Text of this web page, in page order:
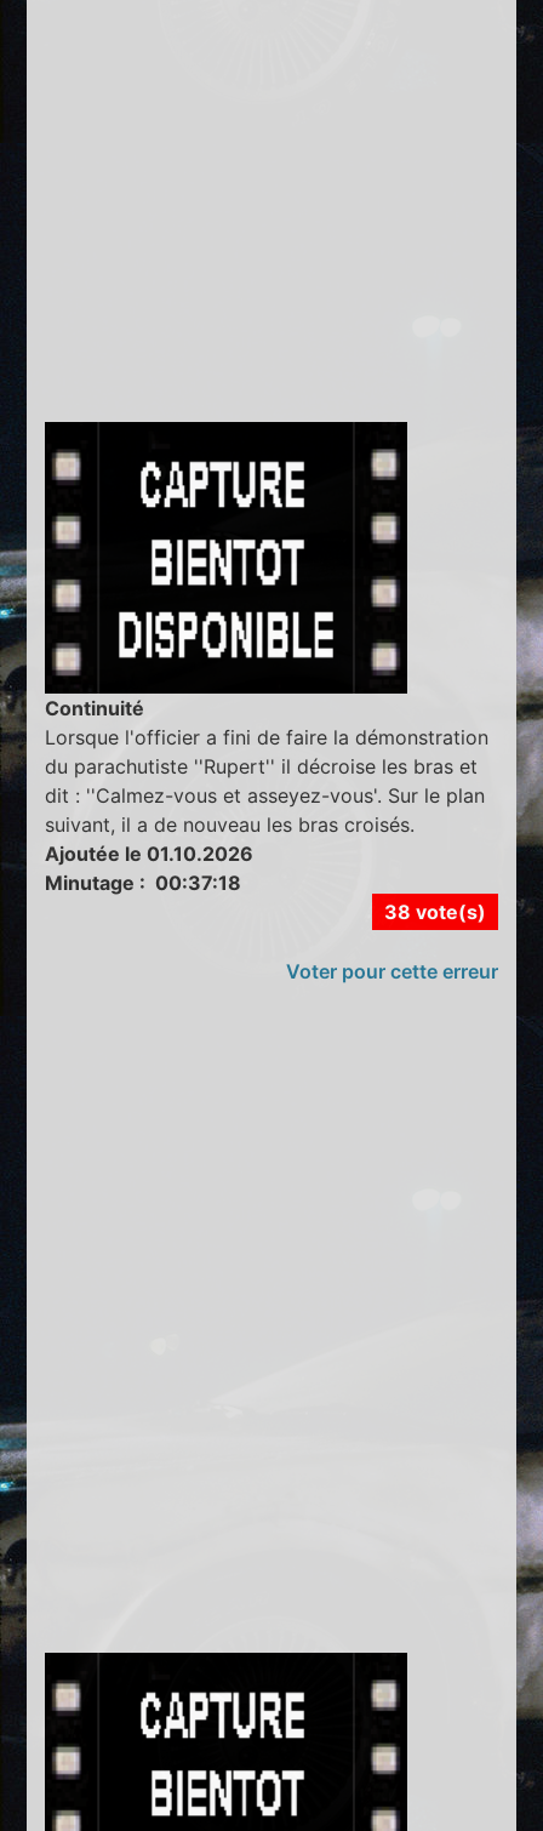
Continuité
Lorsque l'officier a fini de faire la démonstration
du parachutiste ''Rupert'' il décroise les bras et
dit : ''Calmez-vous et asseyez-vous'. Sur le plan
suivant, il a de nouveau les bras croisés.
Ajoutée le 01.10.2026
Minutage : 00:37:18
38 vote(s)
Voter pour cette erreur